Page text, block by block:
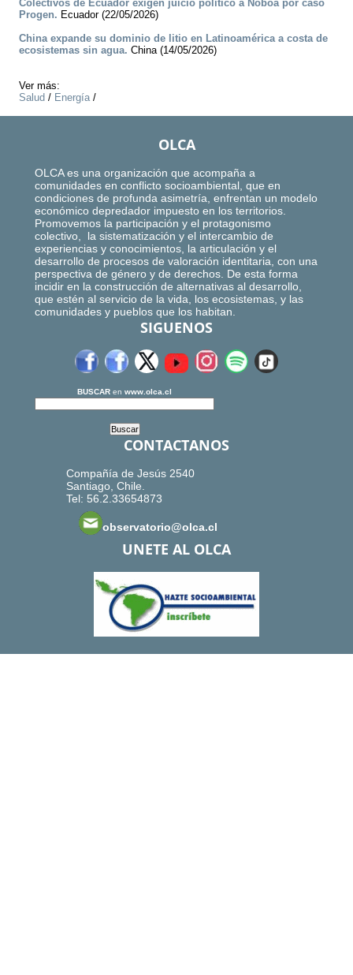
Colectivos de Ecuador exigen juicio político a Noboa por caso
Progen. Ecuador (22/05/2026)
China expande su dominio de litio en Latinoamérica a costa de
ecosistemas sin agua. China (14/05/2026)
Ver más:
Salud / Energía/
OLCA
OLCA es una organización que acompaña a
comunidades en conflicto socioambiental, que en
condiciones de profunda asimetría, enfrentan un modelo
económico depredador impuesto en los territorios.
Promovemos la participación y el protagonismo
colectivo, la sistematización y el intercambio de
experiencias y conocimientos, la articulación y el
desarrollo de procesos de valoración identitaria, con una
perspectiva de género y de derechos. De esta forma
incidir en la construcción de alternativas al desarrollo,
que estén al servicio de la vida, los ecosistemas, y las
comunidades y pueblos que los habitan.
SIGUENOS
BUSCAR en www.olca.cl
CONTACTANOS
Compañía de Jesús 2540
Santiago, Chile.
Tel: 56.2.33654873
observatorio@olca.cl
UNETE AL OLCA